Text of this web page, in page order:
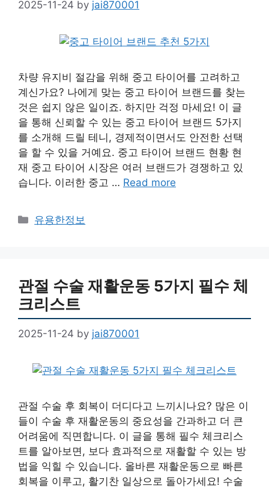
2025-11-24 by jai870001
차량 유지비 절감을 위해 중고 타이어를 고려하고
계신가요? 나에게 맞는 중고 타이어 브랜드를 찾는
것은 쉽지 않은 일이죠. 하지만 걱정 마세요! 이 글
을 통해 신뢰할 수 있는 중고 타이어 브랜드 5가지
를 소개해 드릴 테니, 경제적이면서도 안전한 선택
을 할 수 있을 거예요. 중고 타이어 브랜드 현황 현
재 중고 타이어 시장은 여러 브랜드가 경쟁하고 있
습니다. 이러한 중고 … Read more
Categories
유용한정보
관절 수술 재활운동 5가지 필수 체
크리스트
2025-11-24 by jai870001
관절 수술 후 회복이 더디다고 느끼시나요? 많은 이
들이 수술 후 재활운동의 중요성을 간과하고 더 큰
어려움에 직면합니다. 이 글을 통해 필수 체크리스
트를 알아보면, 보다 효과적으로 재활할 수 있는 방
법을 익힐 수 있습니다. 올바른 재활운동으로 빠른
회복을 이루고, 활기찬 일상으로 돌아가세요! 수술